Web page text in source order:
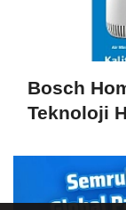
Bosch
Teknoloji